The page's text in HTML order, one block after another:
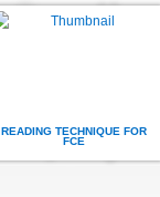
READING TECHNIQUE FOR
FCE